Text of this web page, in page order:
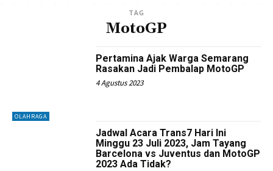
TAG
MotoGP
OLAHRAGA
Pertamina Ajak Warga Semarang
Rasakan Jadi Pembalap MotoGP
4 Agustus 2023
Jadwal Acara Trans7 Hari Ini
Minggu 23 Juli 2023, Jam Tayang
Barcelona vs Juventus dan MotoGP
2023 Ada Tidak?